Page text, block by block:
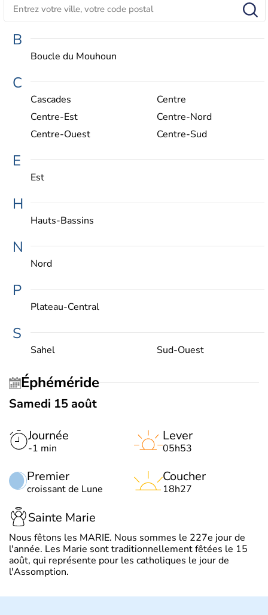
B
Boucle du Mouhoun
C
Cascades
Centre
Centre-Est
Centre-Nord
Centre-Ouest
Centre-Sud
E
Est
H
Hauts-Bassins
N
Nord
P
Plateau-Central
S
Sahel Sud-Ouest
Éphéméride
Samedi 15 août
Journée
-1 min
Premier
croissant de Lune
Lever
05h53
Coucher
18h27
Sainte Marie
Nous fêtons les MARIE. Nous sommes le 227e jour de
l'année. Les Marie sont traditionnellement fêtées le 15
août, qui représente pour les catholiques le jour de
l'Assomption.